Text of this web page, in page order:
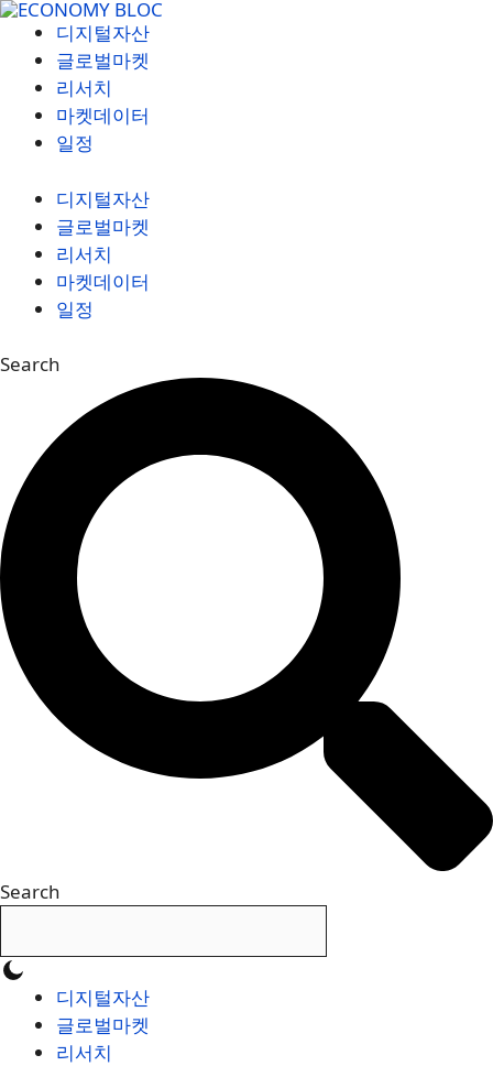
컨
디지털자산
글로벌마켓
리서치
마켓데이터
일정
디지털자산
글로벌마켓
리서치
마켓데이터
일정
Search
Search
디지털자산
글로벌마켓
리서치